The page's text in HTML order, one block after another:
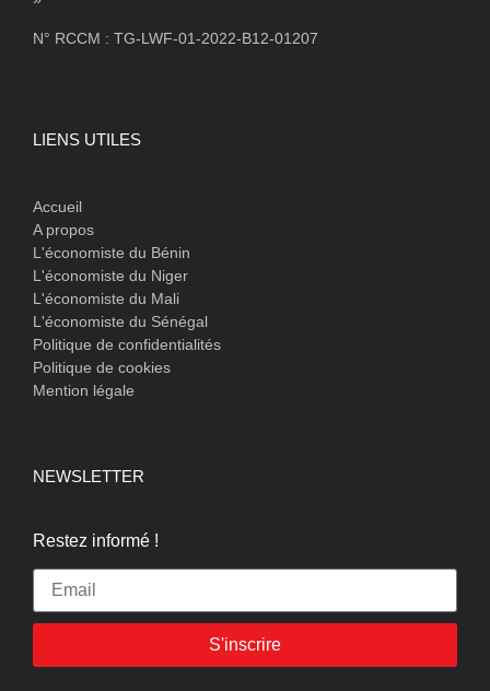
N° RCCM : TG-LWF-01-2022-B12-01207
LIENS UTILES
Accueil
A propos
L'économiste du Bénin
L'économiste du Niger
L'économiste du Mali
L'économiste du Sénégal
Politique de confidentialités
Politique de cookies
Mention légale
NEWSLETTER
Restez informé !
S'inscrire